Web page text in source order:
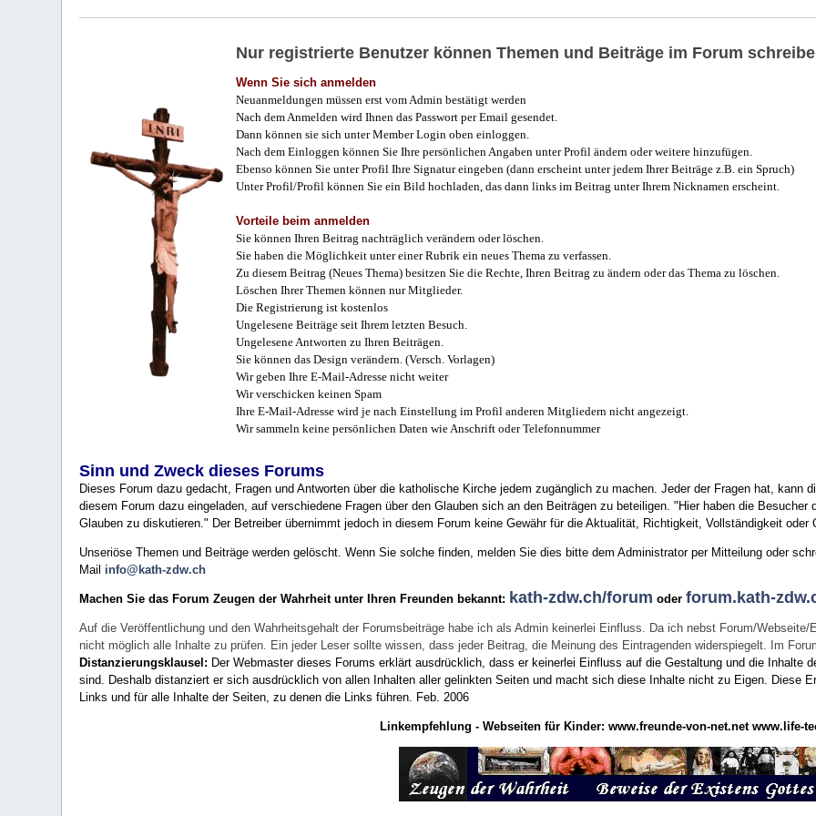
Nur registrierte Benutzer können Themen und Beiträge im Forum
Wenn Sie sich anmelden
Neuanmeldungen müssen erst vom Admin bestätigt werden
Nach dem Anmelden wird Ihnen das Passwort per Email gesendet.
Dann können sie sich unter Member Login oben einloggen.
Nach dem Einloggen können Sie Ihre persönlichen Angaben unter Profil ändern oder weitere hinzufügen.
Ebenso können Sie unter Profil Ihre Signatur eingeben (dann erscheint unter jedem Ihrer Beiträge z.B. ein Spruch)
Unter Profil/Profil können Sie ein Bild hochladen, das dann links im Beitrag unter Ihrem Nicknamen erscheint.
Vorteile beim anmelden
Sie können Ihren Beitrag nachträglich verändern oder löschen.
Sie haben die Möglichkeit unter einer Rubrik ein neues Thema zu verfassen.
Zu diesem Beitrag (Neues Thema) besitzen Sie die Rechte, Ihren Beitrag zu ändern oder das Thema zu löschen.
Löschen Ihrer Themen können nur Mitglieder.
Die Registrierung ist kostenlos
Ungelesene Beiträge seit Ihrem letzten Besuch.
Ungelesene Antworten zu Ihren Beiträgen.
Sie können das Design verändern. (Versch. Vorlagen)
Wir geben Ihre E-Mail-Adresse nicht weiter
Wir verschicken keinen Spam
Ihre E-Mail-Adresse wird je nach Einstellung im Profil anderen Mitgliedern nicht angezeigt.
Wir sammeln keine persönlichen Daten wie Anschrift oder Telefonnummer
Sinn und Zweck dieses Forums
Dieses Forum dazu gedacht, Fragen und Antworten über die katholische Kirche jedem zugänglich zu machen. Jeder der Fragen hat, kann
diesem Forum dazu eingeladen, auf verschiedene Fragen über den Glauben sich an den Beiträgen zu beteiligen. "Hier haben die
Glauben zu diskutieren." Der Betreiber übernimmt jedoch in diesem Forum keine Gewähr für die Aktualität, Richtigkeit, Vollständigkeit
Unseriöse Themen und Beiträge werden gelöscht. Wenn Sie solche finden, melden Sie dies bitte dem Administrator per Mitteilung oder
Mail info@kath-zdw.ch
Machen Sie das Forum Zeugen der Wahrheit unter Ihren Freunden bekannt: kath-zdw.ch/forum oderforum.kath-
Auf die Veröffentlichung und den Wahrheitsgehalt der Forumsbeiträge habe ich als Admin keinerlei Einfluss. Da ich nebst Forum/
nicht möglich alle Inhalte zu prüfen. Ein jeder Leser sollte wissen, dass jeder Beitrag, die Meinung des Eintragenden widerspiegelt. Im
Distanzierungsklausel: Der Webmaster dieses Forums erklärt ausdrücklich, dass er keinerlei Einfluss auf die Gestaltung und die Inhalte
sind. Deshalb distanziert er sich ausdrücklich von allen Inhalten aller gelinkten Seiten und macht sich diese Inhalte nicht zu Eigen. Diese
Links und für alle Inhalte der Seiten, zu denen die Links führen. Feb. 2006
Linkempfehlung - Webseiten für Kinder: www.freunde-von-net.net www.life-